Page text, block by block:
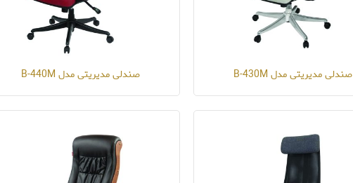
صندلی مدیریتی مدل B-430M صندلی مدیریتی مدل B-440M